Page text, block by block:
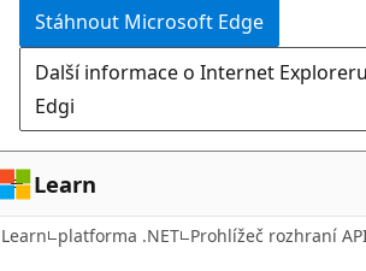
Stáhnout Microsoft Edge
Další informace o Internet
Edgi
Learn
Learn platforma .NET Prohlížeč rozhraní